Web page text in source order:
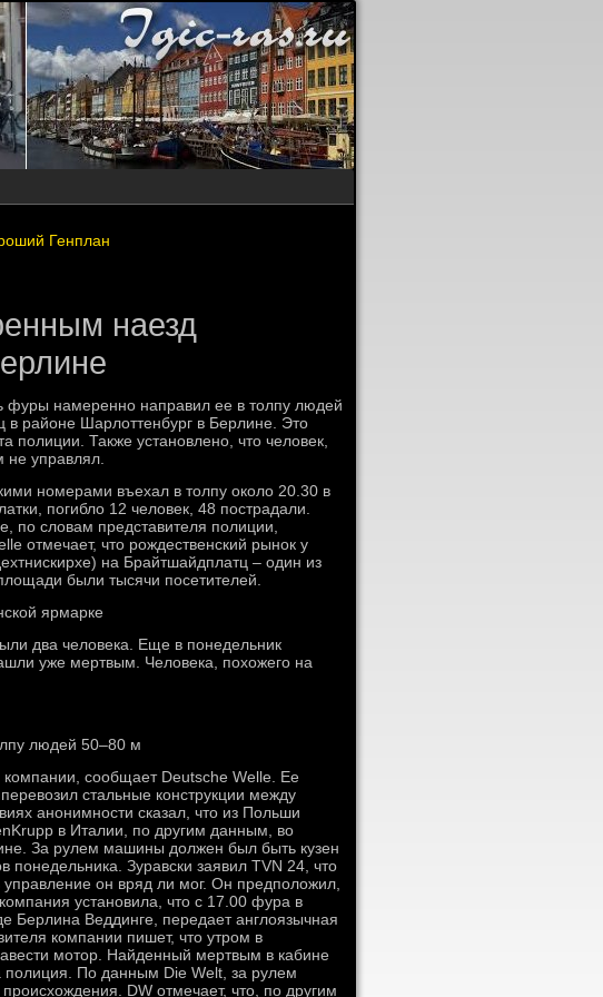
Генплан
наезд
фуры намеренно направил ее в толпу людей
в районе Шарлоттенбург в Берлине. Это
полиции. Также установлено, что человек,
не управлял.
номерами въехал в толпу около 20.30 в
погибло 12 человек, 48 пострадали.
по словам представителя полиции,
отмечает, что рождественский рынок у
на Брайтшайдплатц – один из
были тысячи посетителей.
ярмарке
два человека. Еще в понедельник
уже мертвым. Человека, похожего на
людей 50–80 м
сообщает Deutsche Welle. Ее
стальные конструкции между
анонимности сказал, что из Польши
в Италии, по другим данным, во
За рулем машины должен был быть кузен
понедельника. Зуравски заявил TVN 24, что
он вряд ли мог. Он предположил,
установила, что с 17.00 фура в
Берлина Веддинге, передает англоязычная
компании пишет, что утром в
мотор. Найденный мертвым в кабине
По данным Die Welt, за рулем
происхождения. DW отмечает, что, по другим